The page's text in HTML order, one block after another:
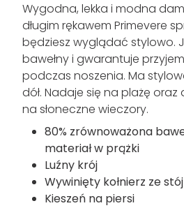
Wygodna, lekka i modna
długim rękawem Primevere
będziesz wyglądać stylowo.
bawełny i gwarantuje
podczas noszenia. Ma
dół. Nadaje się na plażę
na słoneczne wieczory.
80% zrównoważona
materiał w prążki
Luźny krój
Wywinięty kołnierz ze
Kieszeń na piersi